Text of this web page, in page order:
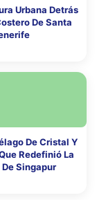
Urbana Detrás
De Santa
De Cristal Y
Redefinió La
Singapur